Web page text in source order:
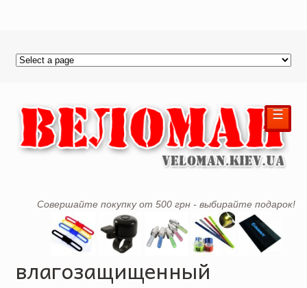
Совершайте покупку от 500 грн - выбирайте подарок!
☰
влагозащищенный